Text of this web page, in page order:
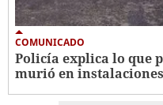
COMUNICADO
Policía explica lo que
murió en